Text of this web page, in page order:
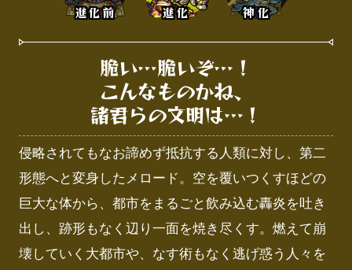
進化前 進化 神化
脆い…脆いぞ…！
こんなものかね、
諸君らの文明は…！
侵略されてもなお諦めず抵抗する人類に対し、第二
形態へと変身したメロード。空を覆いつくすほどの
巨大な体から、都市をまるごと飲み込む轟炎を吐き
出し、跡形もなく辺り一面を焼き尽くす。燃えて崩
壊していく大都市や、なす術もなく逃げ惑う人々を